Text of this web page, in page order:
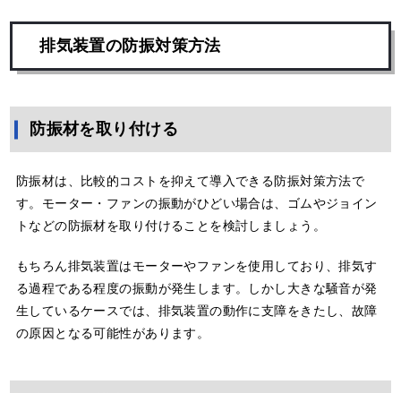
排気装置の防振対策方法
防振材を取り付ける
防振材は、比較的コストを抑えて導入できる防振対策方法で
す。モーター・ファンの振動がひどい場合は、ゴムやジョイン
トなどの防振材を取り付けることを検討しましょう。
もちろん排気装置はモーターやファンを使用しており、排気す
る過程である程度の振動が発生します。しかし大きな騒音が発
生しているケースでは、排気装置の動作に支障をきたし、故障
の原因となる可能性があります。